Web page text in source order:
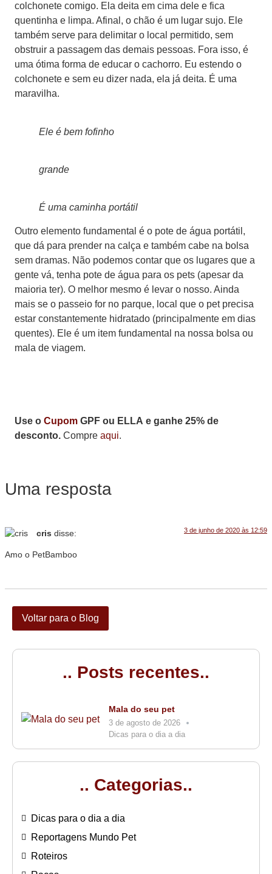
colchonete comigo. Ela deita em cima dele e fica
quentinha e limpa. Afinal, o chão é um lugar sujo. Ele
também serve para delimitar o local permitido, sem
obstruir a passagem das demais pessoas. Fora isso, é
uma ótima forma de educar o cachorro. Eu estendo o
colchonete e sem eu dizer nada, ela já deita. É uma
maravilha.
Ele é bem fofinho
grande
É uma caminha portátil
Outro elemento fundamental é o pote de água portátil,
que dá para prender na calça e também cabe na bolsa
sem dramas. Não podemos contar que os lugares que a
gente vá, tenha pote de água para os pets (apesar da
maioria ter). O melhor mesmo é levar o nosso. Ainda
mais se o passeio for no parque, local que o pet precisa
estar constantemente hidratado (principalmente em dias
quentes). Ele é um item fundamental na nossa bolsa ou
mala de viagem.
Use o Cupom GPF ou ELLA e ganhe 25% de
desconto. Compre aqui.
Uma resposta
cris disse: 3 de junho de 2020 às 12:59
Amo o PetBamboo
Voltar para o Blog
.. Posts recentes..
Mala do seu pet
3 de agosto de 2026
Dicas para o dia a dia
.. Categorias..
Dicas para o dia a dia
Reportagens Mundo Pet
Roteiros